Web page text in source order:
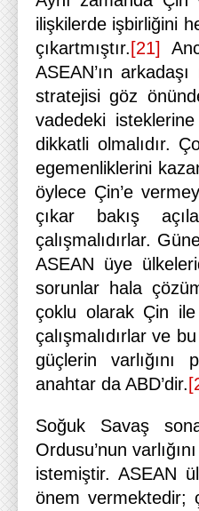
ilişkilerde işbirliğini
çıkartmıştır. [21]
ASEAN’ın
stratejisi göz
vadedeki
dikkatli olmalıdır.
egemenliklerini
öylece Çin’e
çıkar bakış
çalışmalıdırlar.
ASEAN üye
sorunlar hala
çoklu olarak Çin
çalışmalıdırlar ve
güçlerin varlığını
anahtar da ABD’dir.
Soğuk Savaş
Ordusu’nun
istemiştir. ASEAN
önem vermektedir;